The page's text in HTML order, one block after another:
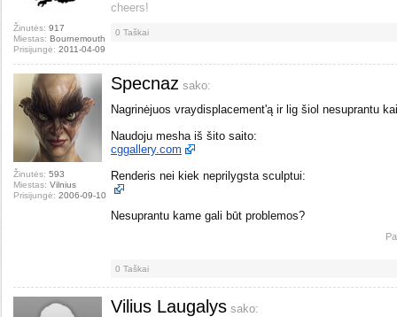
Žinutės: 917
Miestas: Bournemouth
Prisijungė: 2011-04-09
cheers!
0 Taškai
Žinutės: 593
Miestas: Vilnius
Prisijungė: 2006-09-10
Specnaz sako:
Nagrinėjuos vraydisplacement'ą ir lig šiol nesuprantu
Naudoju mesha iš šito saito:
cggallery.com
Renderis nei kiek neprilygsta sculptui:
Nesuprantu kame gali būt problemos?
0 Taškai
Vilius Laugalys sako: